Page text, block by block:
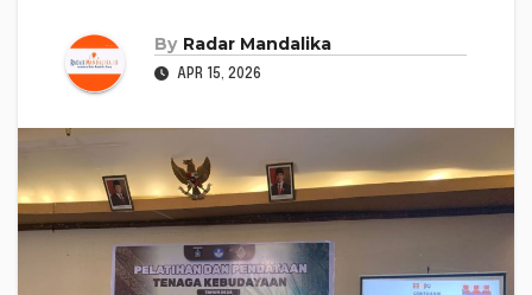
By Radar Mandalika
APR 15, 2026